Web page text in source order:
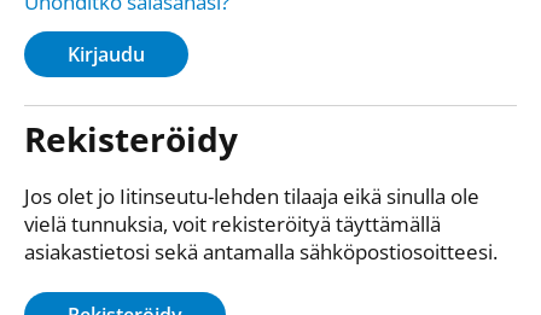
Kirjaudu
Rekisteröidy
Jos olet jo Iitinseutu-lehden tilaaja eikä sinulla ole
vielä tunnuksia, voit rekisteröityä täyttämällä
asiakastietosi sekä antamalla sähkö­posti­osoitteesi.